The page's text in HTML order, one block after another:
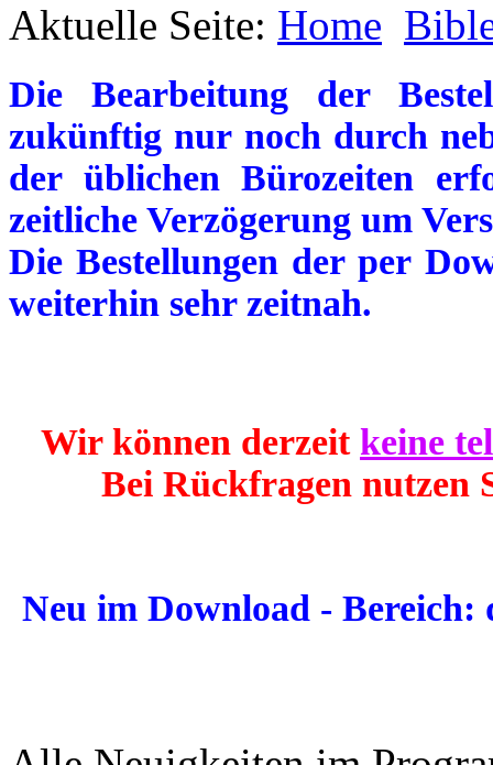
Aktuelle Seite: Home
Die Bearbeitung der
zukünftig nur noch durch
der üblichen Bürozeiten
zeitliche Verzögerung um
Die Bestellungen der per
weiterhin sehr zeitnah.
Wir können derzeit keine
Bei Rückfragen nutzen
Neu im Download - Bereich: